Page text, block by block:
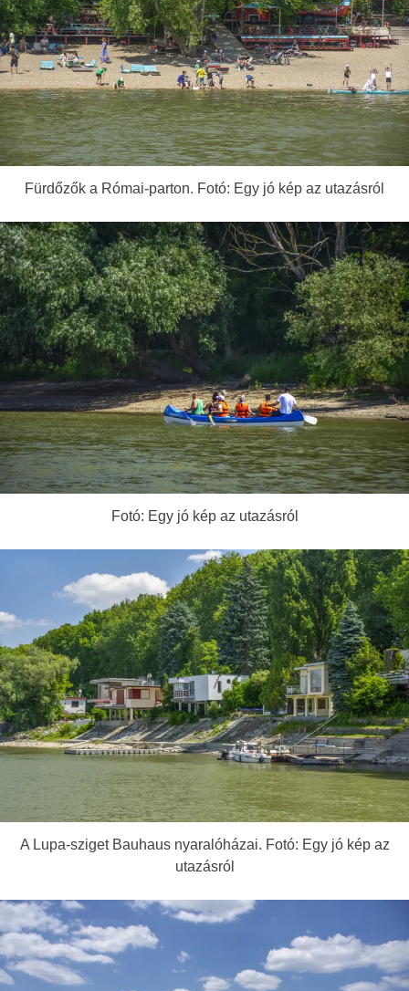
Fürdőzők a Római-parton. Fotó: Egy jó kép az utazásról
Fotó: Egy jó kép az utazásról
A Lupa-sziget Bauhaus nyaralóházai. Fotó: Egy jó kép az
utazásról